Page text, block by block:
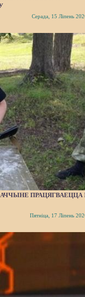
Серада, 15 Ліпень
ПРАЦЯГВАЕЦЦА
Пятніца, 17 Ліпень